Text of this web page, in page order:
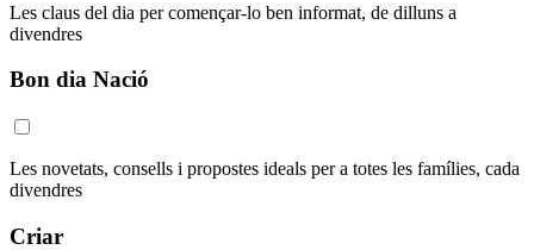
Les claus del dia per començar-lo ben informat, de dilluns a
divendres
Bon dia Nació
Les novetats, consells i propostes ideals per a totes les famílies, cada
divendres
Criar